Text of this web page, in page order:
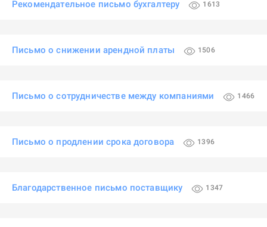
Рекомендательное письмо бухгалтеру 1613
Письмо о снижении арендной платы 1506
Письмо о сотрудничестве между компаниями 1466
Письмо о продлении срока договора 1396
Благодарственное письмо поставщику 1347